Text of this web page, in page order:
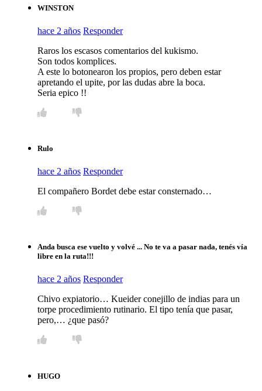
WINSTON
hace 2 años Responder
Raros los escasos comentarios del kukismo.
Son todos komplices.
A este lo botonearon los propios, pero deben estar
apretando el upite, por las dudas abre la boca.
Seria epico !!
Rulo
hace 2 años Responder
El compañero Bordet debe estar consternado…
Anda busca ese vuelto y volvé ... No te va a pasar nada, tenés vía
libre en la ruta!!!
hace 2 años Responder
Chivo expiatorio… Kueider conejillo de indias para un
torpe procedimiento rutinario. El tipo tenía que pasar,
pero,… ¿que pasó?
HUGO